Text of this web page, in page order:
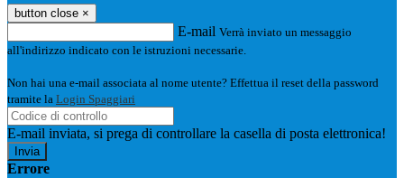
button close ×
E-mail Verrà inviato un messaggio
all'indirizzo indicato con le istruzioni necessarie.
Non hai una e-mail associata al nome utente? Effettua il reset della password
tramite la Login Spaggiari
E-mail inviata, si prega di controllare la casella di posta elettronica!
Errore